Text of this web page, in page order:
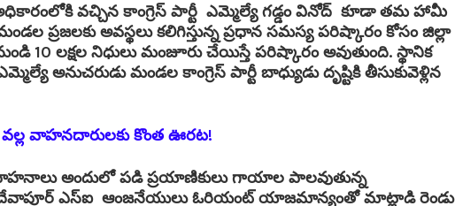
వచ్చిన కాంగ్రెస్ పార్టీ ఎమ్మెల్యే గడ్డం వినోద్ కూడా తమ హామీ
ప్రజలకు అవస్థలు కలిగిస్తున్న ప్రధాన సమస్య పరిష్కారం కోసం జిల్లా
10 లక్షల నిధులు మంజూరు చేయిస్తే పరిష్కారం అవుతుంది. స్థానిక
అనుచరుడు మండల కాంగ్రెస్ పార్టీ బాధ్యుడు దృష్టికి తీసుకువెళ్లిన
వల్ల వాహనదారులకు కొంత ఊరట!
అందులో పడి ప్రయాణికులు గాయాల పాలవుతున్న
ఎస్ఐ ఆంజనేయులు ఓరియంట్ యాజమాన్యంతో మాట్లాడి రెండు